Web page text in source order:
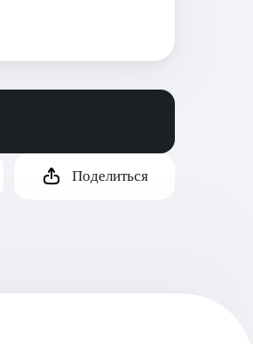
Поделиться